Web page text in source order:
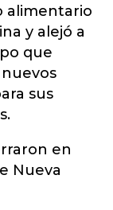
alimentario
y alejó a
que
sus
en
Nueva